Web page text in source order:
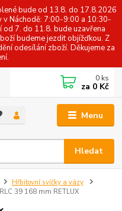
bude od 13.8. do 17.8.2026
Náchodě: 7:00-9:00 a 10:30-
7. do 11.8. bude uzavřena
budeme jezdit objížďkou. Z
odesílání zboží. Děkujeme za
Menu
Hledat
0 ks
za 0 Kč
Hřbitovní svíčky a vázy
39 168 mm RETLUX